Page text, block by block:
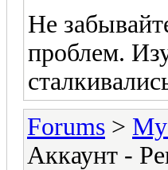
Не
проблем.
Forums >
Аккаунт -